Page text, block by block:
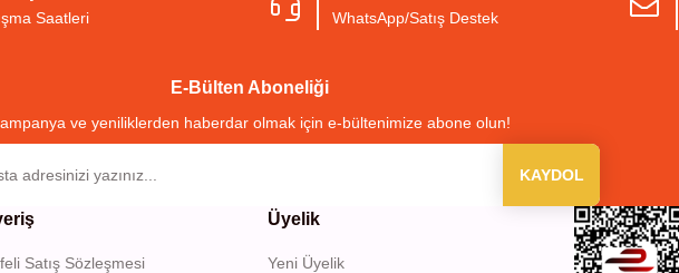
Saatleri WhatsApp/Satış Destek
E-Bülten Aboneliği
ve yeniliklerden haberdar olmak için e-bültenimize abone olun!
KAYDOL
Satış Sözleşmesi
Üyelik
Yeni Üyelik